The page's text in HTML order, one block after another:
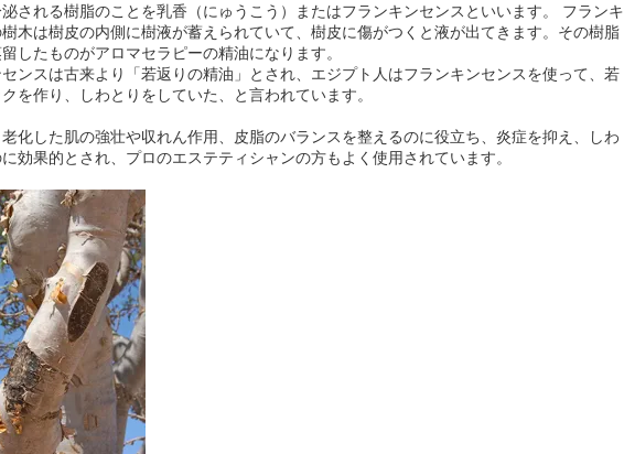
される樹脂のことを乳香（にゅうこう）またはフランキンセンスといいます。 フランキ
木は樹皮の内側に樹液が蓄えられていて、樹皮に傷がつくと液が出てきます。その樹脂
したものがアロマセラピーの精油になります。
ンスは古来より「若返りの精油」とされ、エジプト人はフランキンセンスを使って、若
を作り、しわとりをしていた、と言われています。
化した肌の強壮や収れん作用、皮脂のバランスを整えるのに役立ち、炎症を抑え、しわ
効果的とされ、プロのエステティシャンの方もよく使用されています。